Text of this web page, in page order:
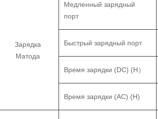
Зарядка
Матода
Медленный зарядный
порт
Быстрый зарядный порт
Время зарядки (DC) (H）
Время зарядки (AC) (H)